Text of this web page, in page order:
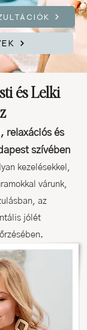
és Lelki
relaxációs és
szívében
kezelésekkel,
várunk,
az
jólét